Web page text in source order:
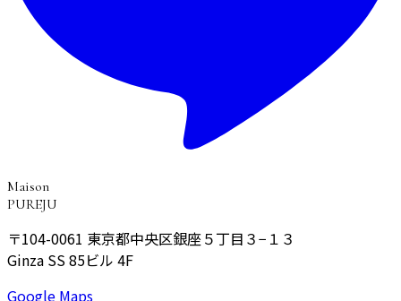
Maison
PUREJU
〒104-0061 東京都中央区銀座５丁目３−１３
Ginza SS 85ビル 4F
Google Maps